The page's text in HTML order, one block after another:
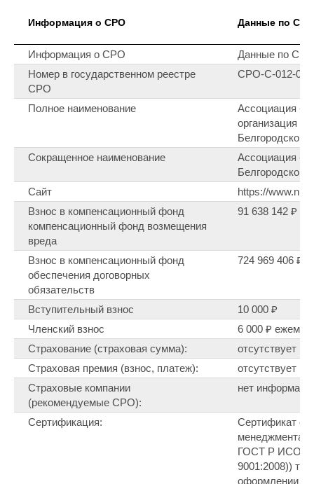
Информация о СРО Данные по СРО
Информация о СРО
Данные по СРО
Номер в государственном реестре
СРО
СРО-С-012-
Полное наименование
Ассоциация
организация
Белгородской
Сокращенное наименование
Ассоциация
Белгородской
Сайт
https://www.np-
Взнос в компенсационный фонд
компенсационный фонд возмещения
вреда
91 638 142 ₽
Взнос в компенсационный фонд
обеспечения договорных
обязательств
724 969 406 ₽
Вступительный взнос
10 000 ₽
Членский взнос
6 000 ₽
Страхование (страховая сумма):
отсутствует
Страховая премия (взнос, платеж):
отсутствует
Страховые компании
(рекомендуемые СРО):
нет
Сертификация:
Cертификат
менеджмента
ГОСТ Р ИСО
9001:2008))
оформлении